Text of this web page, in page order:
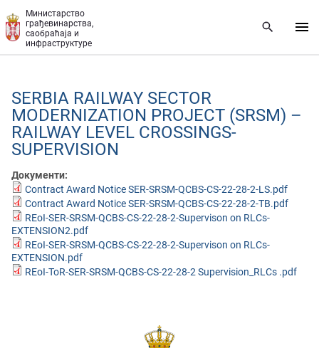
Министарство
грађевинарства,
саобраћаја и
инфраструктуре
SERBIA RAILWAY SECTOR
MODERNIZATION PROJECT (SRSM) –
RAILWAY LEVEL CROSSINGS-
SUPERVISION
Документи:
Contract Award Notice SER-SRSM-QCBS-CS-22-28-2-LS.pdf
Contract Award Notice SER-SRSM-QCBS-CS-22-28-2-TB.pdf
REoI-SER-SRSM-QCBS-CS-22-28-2-Supervison on RLCs-
EXTENSION2.pdf
REoI-SER-SRSM-QCBS-CS-22-28-2-Supervison on RLCs-
EXTENSION.pdf
REoI-ToR-SER-SRSM-QCBS-CS-22-28-2 Supervision_RLCs .pdf